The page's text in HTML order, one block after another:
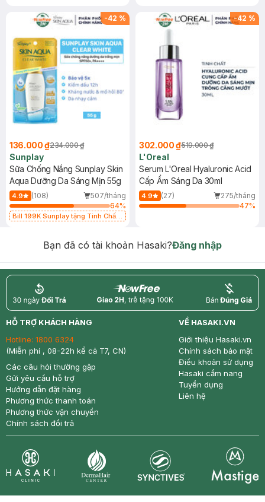
-42 %
136.000 ₫234.000 ₫
Sunplay
Sữa Chống Nắng Sunplay Skin
Aqua Dưỡng Da Sáng Mịn 55g
4.9 (108)
507/tháng
64%
Bill 199K Sunplay tặng Tinh Chất
-42 %
302.000 ₫519.000 ₫
L'Oreal
Serum L'Oreal Hyaluronic Acid
Cấp Ẩm Sáng Da 30ml
4.9 (27)
275/tháng
47%
Bạn đã có tài khoản Hasaki?Đăng nhập
return nowfree price
HỖ TRỢ KHÁCH HÀNG
Hotline: 1800 6324
(Miễn phí , 08-22h kể cả T7, CN)
Các câu hỏi thường gặp
Gửi yêu cầu hỗ trợ
Hướng dẫn đặt hàng
Phương thức thanh toán
Phương thức vận chuyển
Chính sách đổi trả
VỀ HASAKI.VN
Giới thiệu Hasaki.vn
Chính sách bảo mật
Điều khoản sử dụng
Hasaki cẩm nang
Tuyển dụng
Liên hệ